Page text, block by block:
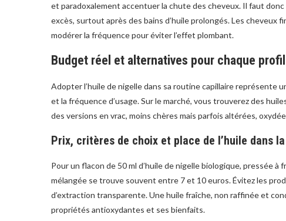
et paradoxalement accentuer la chute des cheveux. Il faut
excès, surtout après des bains d’huile prolongés. Les
modérer la fréquence pour éviter l’effet plombant.
Budget réel et alternatives pour chaque profil
Adopter l’huile de nigelle dans sa routine capillaire représente
et la fréquence d’usage. Sur le marché, vous trouverez des
des versions en vrac, moins chères mais parfois altérées,
Prix, critères de choix et place de l’huile dans
Pour un flacon de 50 ml d’huile de nigelle biologique, pressée
mélangée se trouve souvent entre 7 et 10 euros. Évitez les
d’extraction transparente. Une huile fraîche, non raffinée et
propriétés antioxydantes et ses bienfaits.